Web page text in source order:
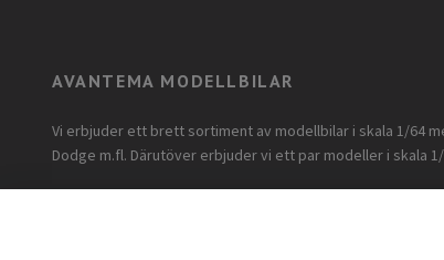
AVANTEMA MODELLBILAR
Vi erbjuder ett brett sortiment av modellbilar i skala 1/64
Dodge m.fl. Därutöver erbjuder vi ett par modeller i skala